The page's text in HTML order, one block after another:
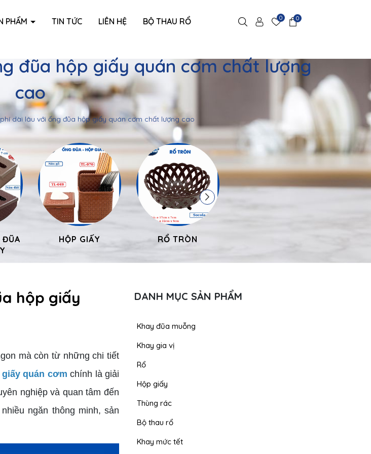
PHẨM TIN TỨC LIÊN HỆ BỘ THAU RỔ 0 0
đũa hộp giấy quán cơm chất lượng
cao
dài lâu với ống đũa hộp giấy quán cơm chất lượng cao
ĐŨA
HỘP GIẤY RỔ TRÒN
hộp giấy
mà còn từ những chi tiết
giấy quán cơmchính là giải
nghiệp và quan tâm đến
ngăn thông minh, sản
DANH MỤC SẢN PHẨM
Khay đũa muỗng
Khay gia vị
Rổ
Hộp giấy
Thùng rác
Bộ thau rổ
Khay mức tết